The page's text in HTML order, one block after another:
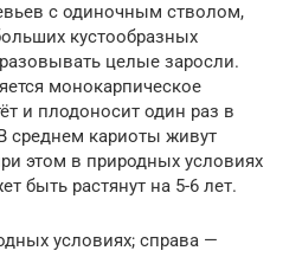
с одиночным стволом,
кустообразных
целые заросли.
монокарпическое
и плодоносит один раз в
среднем кариоты живут
этом в природных условиях
быть растянут на 5-6 лет.
условиях; справа —